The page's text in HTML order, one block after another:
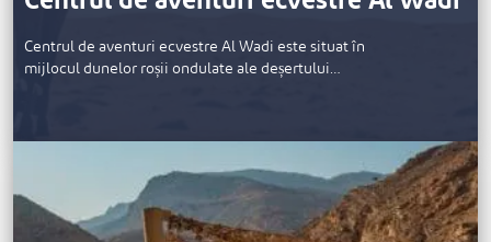
Centrul de aventuri ecvestre Al Wadi este situat în
mijlocul dunelor roșii ondulate ale deșertului…